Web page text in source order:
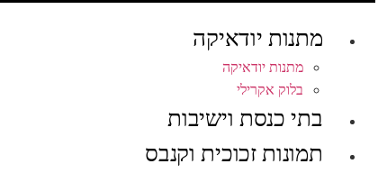
מתנות יודאיקה
מתנות יודאיקה
בלוק אקרילי
בתי כנסת וישיבות
תמונות זכוכית וקנבס